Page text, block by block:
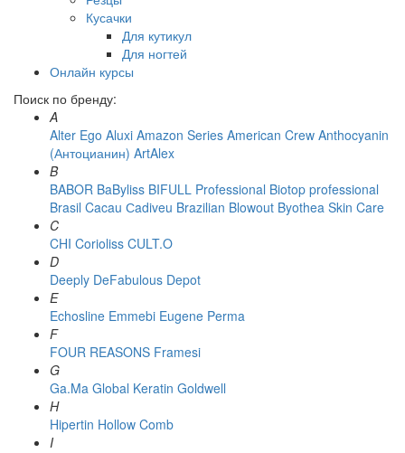
Кусачки
Для кутикул
Для ногтей
Онлайн курсы
Поиск по бренду:
A
Alter Ego Aluxi Amazon Series American Crew Anthocyanin
(Антоцианин) ArtAlex
B
BABOR BaByliss BIFULL Professional Biotop professional
Brasil Cacau Сadiveu Brazilian Blowout Byothea Skin Care
C
CHI Corioliss CULT.O
D
Deeply DeFabulous Depot
E
Echosline Emmebi Eugene Perma
F
FOUR REASONS Framesi
G
Ga.Ma Global Keratin Goldwell
H
Hipertin Hollow Comb
I